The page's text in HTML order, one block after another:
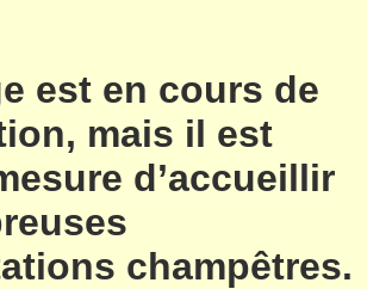
est en cours de
mais il est
d’accueillir
champêtres.